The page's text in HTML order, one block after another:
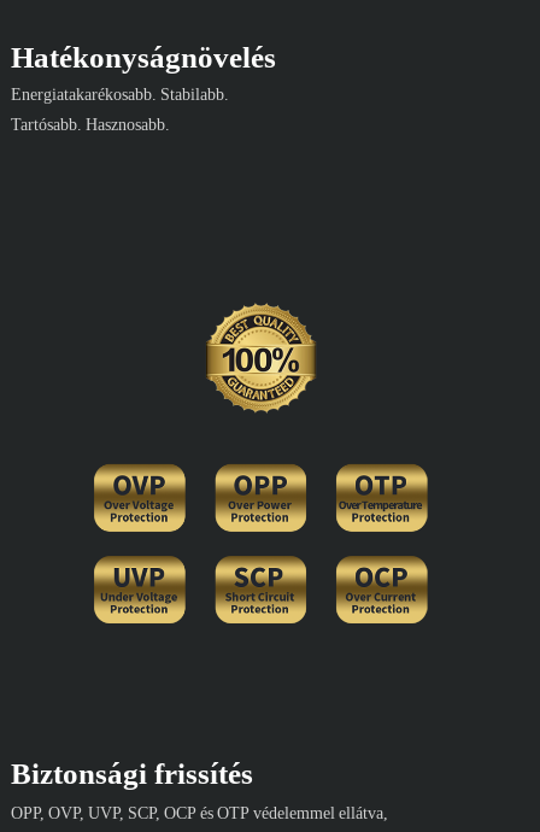
Hatékonyságnövelés
Energiatakarékosabb. Stabilabb.
Tartósabb. Hasznosabb.
Biztonsági frissítés
OPP, OVP, UVP, SCP, OCP és OTP védelemmel ellátva,